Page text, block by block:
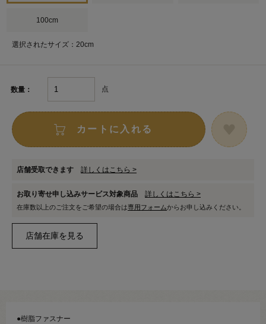
100cm
選択されたサイズ：20cm
数量： 点
カートに入れる
店舗受取できます 詳しくはこちら >
お取り寄せ申し込みサービス対象商品 詳しくはこちら >
在庫数以上のご注文をご希望の場合は専用フォームからお申し込みください。
●樹脂ファスナー